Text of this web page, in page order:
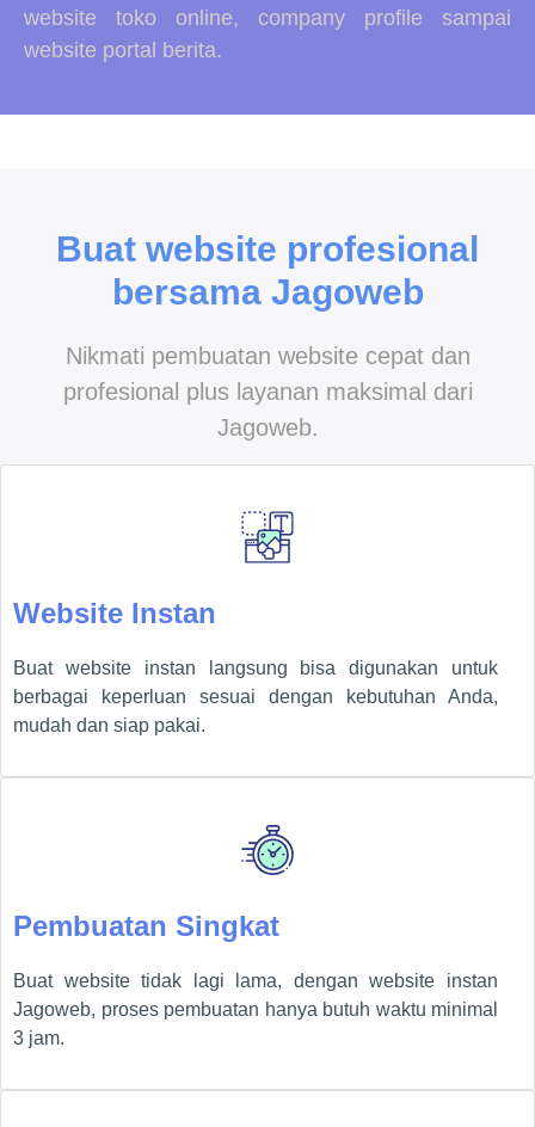
website toko online, company profile sampai
website portal berita.
Buat website profesional
bersama Jagoweb
Nikmati pembuatan website cepat dan
profesional plus layanan maksimal dari
Jagoweb.
Website Instan
Buat website instan langsung bisa digunakan untuk
berbagai keperluan sesuai dengan kebutuhan Anda,
mudah dan siap pakai.
Pembuatan Singkat
Buat website tidak lagi lama, dengan website instan
Jagoweb, proses pembuatan hanya butuh waktu minimal
3 jam.